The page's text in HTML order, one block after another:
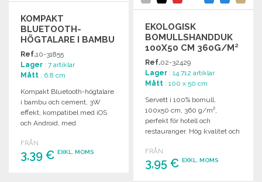
KOMPAKT
BLUETOOTH-
HÖGTALARE I BAMBU
OCH CEMENT TILL
GROSSISTPRIS
Ref.10-31855
Lager : 7 artiklar
Mått : 6.8 cm
Kompakt Bluetooth-högtalare
i bambu och cement, 3W
effekt, kompatibel med iOS
och Android, med
kabel.
FRÅN
3,39 € EXKL. MOMS
EKOLOGISK
BOMULLSHANDDUK
100X50 CM 360G/M²
Ref.02-32429
Lager : 14 712 artiklar
Mått : 100 x 50 cm
Servett i 100% bomull,
100x50 cm, 360 g/m²,
perfekt för hotell och
restauranger. Hög kvalitet och
FRÅN
3,95 €EXKL. MOMS